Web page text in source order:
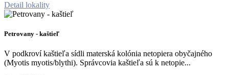
Detail lokality
Petrovany - kaštieľ
V podkroví kaštieľa sídli materská kolónia netopiera obyčajného
(Myotis myotis/blythi). Správcovia kaštieľa sú k netopie...